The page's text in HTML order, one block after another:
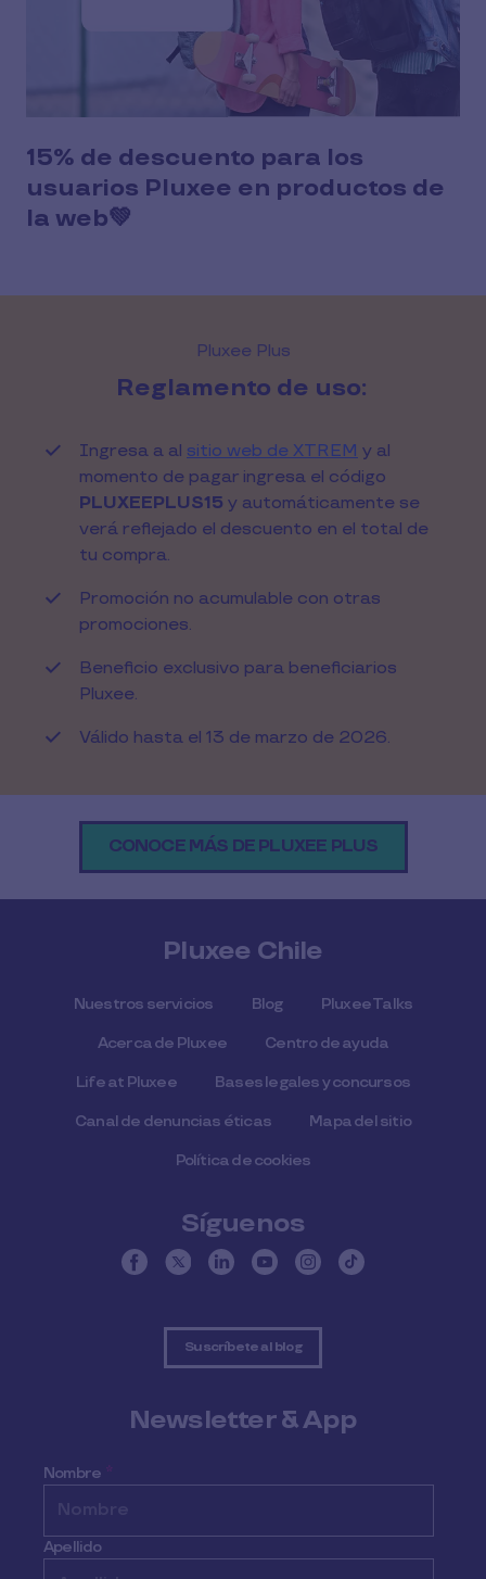
15% de descuento para los
usuarios Pluxee en productos de
la web💚
Pluxee Plus
Reglamento de uso:
Ingresa a al sitio web de XTREM y al
momento de pagar ingresa el código
PLUXEEPLUS15 y automáticamente se
verá reflejado el descuento en el total de
tu compra.
Promoción no acumulable con otras
promociones.
Beneficio exclusivo para beneficiarios
Pluxee.
Válido hasta el 13 de marzo de 2026.
CONOCE MÁS DE PLUXEE PLUS
Pluxee Chile
Nuestros servicios Blog Pluxee Talks
Acerca de Pluxee Centro de ayuda
Life at Pluxee Bases legales y concursos
Canal de denuncias éticas Mapa del sitio
Política de cookies
Síguenos
Suscríbete al blog
Newsletter & App
Nombre *
Apellido